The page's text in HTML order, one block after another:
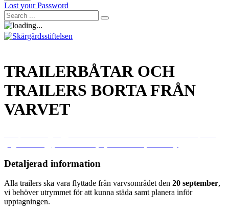
Lost your Password
TRAILERBÅTAR OCH
TRAILERS BORTA FRÅN
VARVET
Detaljerad information
Alla trailers ska vara flyttade från varvsområdet den 20 september,
vi behöver utrymmet för att kunna städa samt planera inför
upptagningen.